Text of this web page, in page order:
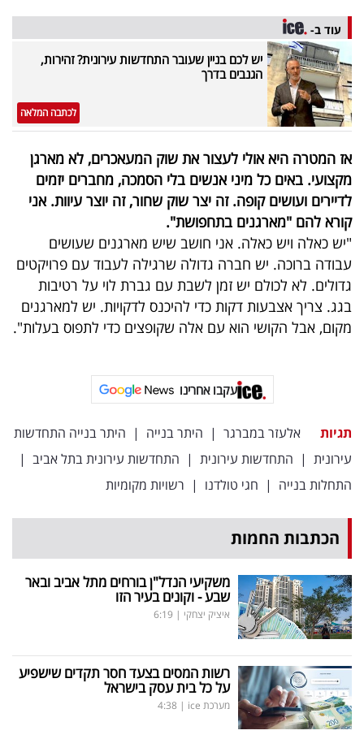
עוד ב-
יש לכם בניין שעובר התחדשות עירונית? זהירות,
הגנבים בדרך
לכתבה המלאה
אז המטרה היא אולי לעצור את שוק המעאכרים, לא מארגן
מקצועי. באים כל מיני אנשים בלי הסמכה, מחברים יזמים
לדיירים ועושים קופה. זה יצר שוק שחור, זה יוצר עיוות. אני
קורא להם "מארגנים בתחפושת".
"יש כאלה ויש כאלה. אני חושב שיש מארגנים שעושים
עבודה ברוכה. יש חברה גדולה שרגילה לעבוד עם פרויקטים
גדולים. לא לכולם יש זמן לשבת עם גברת לוי על רטיבות
בגג. צריך אצבעות דקות כדי להיכנס לדקויות. יש למארגנים
מקום, אבל הקושי הוא עם אלה שקופצים כדי לתפוס בעלות".
עקבו אחרינו
תגיות אלעזר במברגר | היתר בנייה | היתר בנייה התחדשות
עירונית | התחדשות עירונית | התחדשות עירונית בתל אביב |
התחלות בנייה | חגי טולדנו | רשויות מקומיות
הכתבות החמות
משקיעי הנדל"ן בורחים מתל אביב ובאר
שבע - וקונים בעיר הזו
איציק יצחקי |
6:19
רשות המסים בצעד חסר תקדים שישפיע
על כל בית עסק בישראל
מערכת ice |
4:38